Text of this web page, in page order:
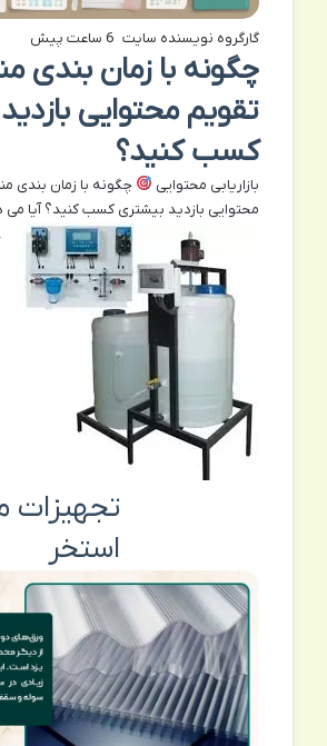
گارگروه نویسنده سایت 6 ساعت پیش
چگونه با زمان بندی
تقویم محتوایی
کسب کنید؟
بازاریابی محتوایی
چگونه با زمان بندی
محتوایی بازدید بیشتری کسب کنید؟ آیا می
2
تجهیزات
استخر